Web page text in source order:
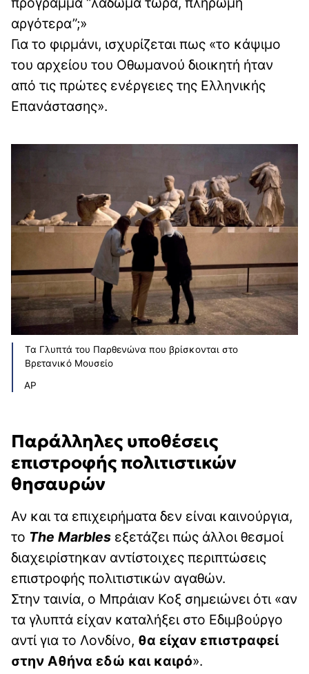
αργότερα”;»
Για το φιρμάνι, ισχυρίζεται πως «το κάψιμο
του αρχείου του Οθωμανού διοικητή ήταν
από τις πρώτες ενέργειες της Ελληνικής
Επανάστασης».
Τα Γλυπτά του Παρθενώνα που βρίσκονται στο
Βρετανικό Μουσείο
AP
Παράλληλες υποθέσεις
επιστροφής πολιτιστικών
θησαυρών
Αν και τα επιχειρήματα δεν είναι καινούργια,
το The Marbles εξετάζει πώς άλλοι θεσμοί
διαχειρίστηκαν αντίστοιχες περιπτώσεις
επιστροφής πολιτιστικών αγαθών.
Στην ταινία, ο Μπράιαν Κοξ σημειώνει ότι «αν
τα γλυπτά είχαν καταλήξει στο Εδιμβούργο
αντί για το Λονδίνο, θα είχαν επιστραφεί
στην Αθήνα εδώ και καιρό».